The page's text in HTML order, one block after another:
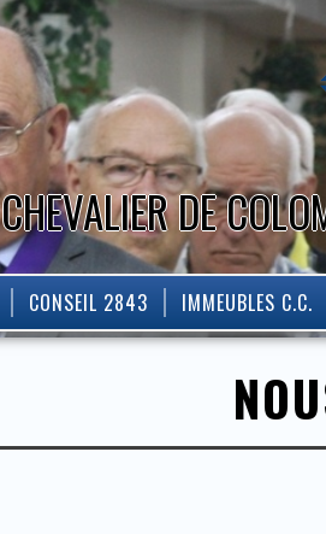
CHEVALIER DE
CONSEIL 2843 IMMEUBLES C.C.